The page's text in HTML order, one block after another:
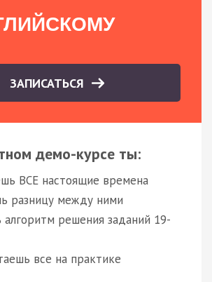
ЗАПИСАТЬСЯ
демо-курсе ты:
ВСЕ настоящие времена
разницу между ними
алгоритм решения заданий 19-
все на практике